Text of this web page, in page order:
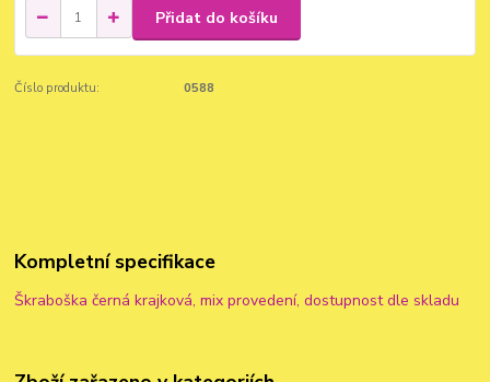
Přidat do košíku
Číslo produktu: 0588
Kompletní specifikace
Škraboška černá krajková, mix provedení, dostupnost dle skladu